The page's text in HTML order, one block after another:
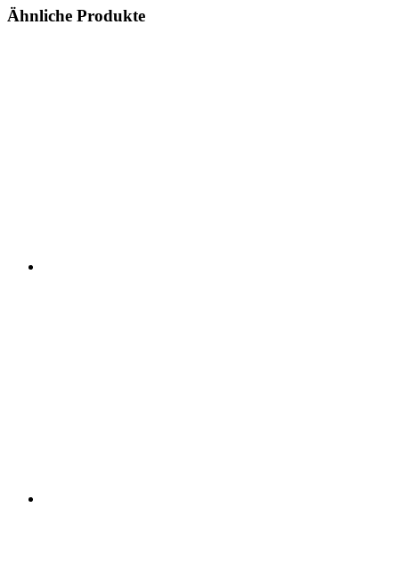
Ähnliche Produkte